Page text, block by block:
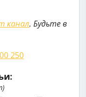
канал. Будьте в